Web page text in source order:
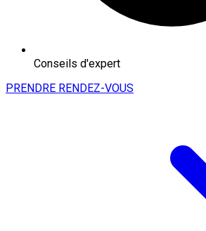
Conseils d'expert
PRENDRE RENDEZ-VOUS